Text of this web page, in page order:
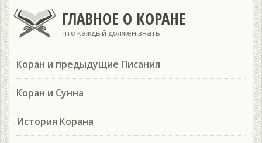
ГЛАВНОЕ О КОРАНЕ
что каждый должен знать
Коран и предыдущие Писания
Коран и Сунна
История Корана